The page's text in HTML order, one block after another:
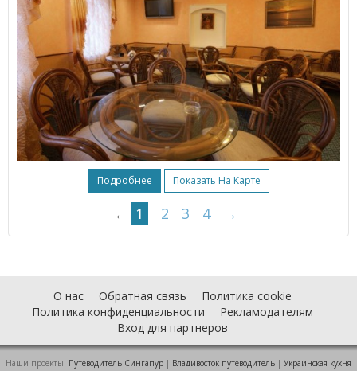
Подробнее Показать На Карте
← 1 2 3 4 →
О нас Обратная связь
Политика cookie
Политика конфиденциальности
Рекламодателям
Вход для партнеров
Наши проекты: Путеводитель Сингапур | Владивосток путеводитель | Украинская кухня